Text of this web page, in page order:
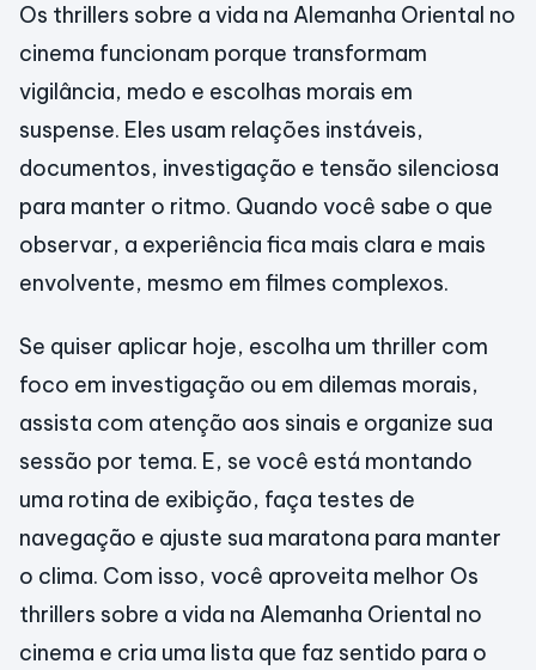
Os thrillers sobre a vida na Alemanha Oriental no
cinema funcionam porque transformam
vigilância, medo e escolhas morais em
suspense. Eles usam relações instáveis,
documentos, investigação e tensão silenciosa
para manter o ritmo. Quando você sabe o que
observar, a experiência fica mais clara e mais
envolvente, mesmo em filmes complexos.
Se quiser aplicar hoje, escolha um thriller com
foco em investigação ou em dilemas morais,
assista com atenção aos sinais e organize sua
sessão por tema. E, se você está montando
uma rotina de exibição, faça testes de
navegação e ajuste sua maratona para manter
o clima. Com isso, você aproveita melhor Os
thrillers sobre a vida na Alemanha Oriental no
cinema e cria uma lista que faz sentido para o